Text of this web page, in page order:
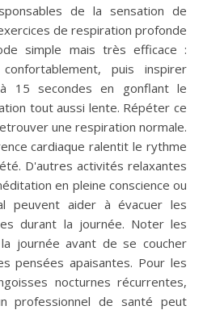
de la sensation de
de respiration profonde
simple mais très efficace :
puis inspirer
15 secondes en gonflant le
tout aussi lente. Répéter ce
une respiration normale.
cardiaque ralentit le rythme
D'autres activités relaxantes
en pleine conscience ou
peuvent aider à évacuer les
durant la journée. Noter les
journée avant de se coucher
pensées apaisantes. Pour les
nocturnes récurrentes,
professionnel de santé peut